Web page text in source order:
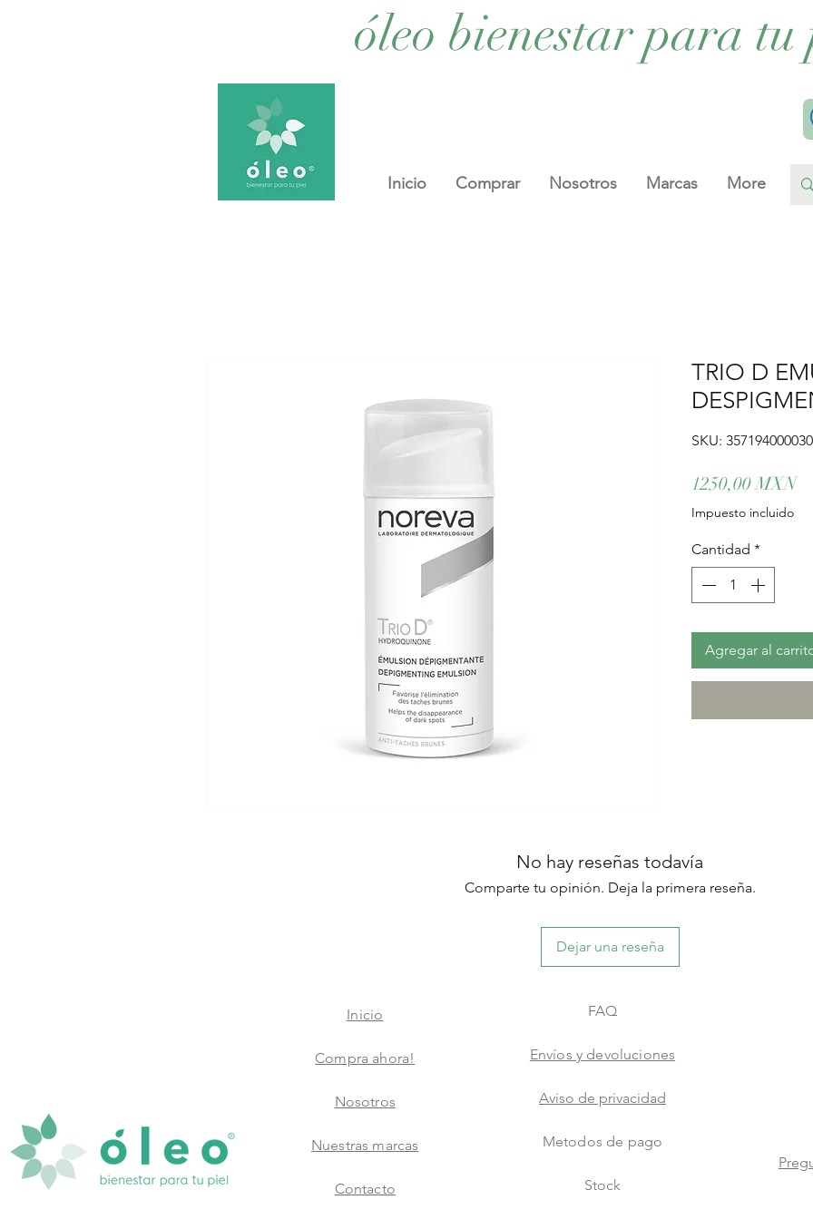
óleo bienestar para tu
Inicio Comprar Nosotros Marcas More
TRIO D
SKU:
1250,00 MXN
Impuesto incluido
Cantidad *
Agregar al
No hay reseñas todavía
Comparte tu opinión. Deja la primera reseña.
Dejar una reseña
Inicio
Compra ahora!
Nosotros
Nuestras marcas
Contacto
FAQ
Envíos y devoluciones
Aviso de privacidad
Metodos de pago
Stock